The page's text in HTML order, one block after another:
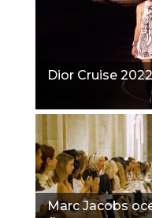
Dior Cruise
Marc Jacobs